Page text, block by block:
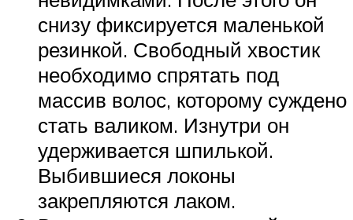
снизу фиксируется маленькой
резинкой. Свободный хвостик
необходимо спрятать под
массив волос, которому суждено
стать валиком. Изнутри он
удерживается шпилькой.
Выбившиеся локоны
закрепляются лаком.